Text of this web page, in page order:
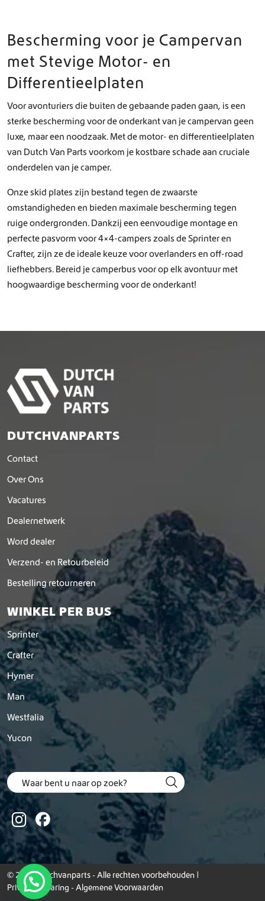
Bescherming voor je Campervan
met Stevige Motor- en
Differentieelplaten
Voor avonturiers die buiten de gebaande paden gaan, is een
sterke bescherming voor de onderkant van je campervan geen
luxe, maar een noodzaak. Met de motor- en differentieelplaten
van Dutch Van Parts voorkom je kostbare schade aan cruciale
onderdelen van je camper.
Onze skid plates zijn bestand tegen de zwaarste
omstandigheden en bieden maximale bescherming tegen
ruige ondergronden. Dankzij een eenvoudige montage en
perfecte pasvorm voor 4×4-campers zoals de Sprinter en
Crafter, zijn ze de ideale keuze voor overlanders en off-road
liefhebbers. Bereid je camperbus voor op elk avontuur met
hoogwaardige bescherming voor de onderkant!
DUTCHVANPARTS
Contact
Over Ons
Vacatures
Dealernetwerk
Word dealer
Verzend- en Retourbeleid
Bestelling retourneren
WINKEL PER BUS
Sprinter
Crafter
Hymer
Man
Westfalia
Yucon
© 2026 Dutchvanparts - Alle rechten voorbehouden |
Privacyverklaring -Algemene Voorwaarden